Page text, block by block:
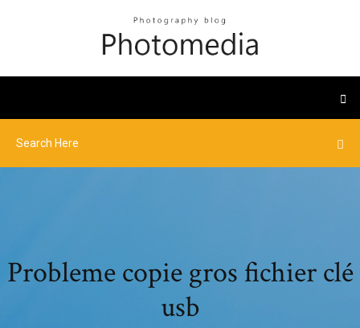
Probleme copie gros fichier clé
usb